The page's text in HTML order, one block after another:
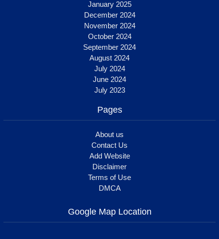
January 2025
December 2024
November 2024
October 2024
September 2024
August 2024
July 2024
June 2024
July 2023
Pages
About us
Contact Us
Add Website
Disclaimer
Terms of Use
DMCA
Google Map Location